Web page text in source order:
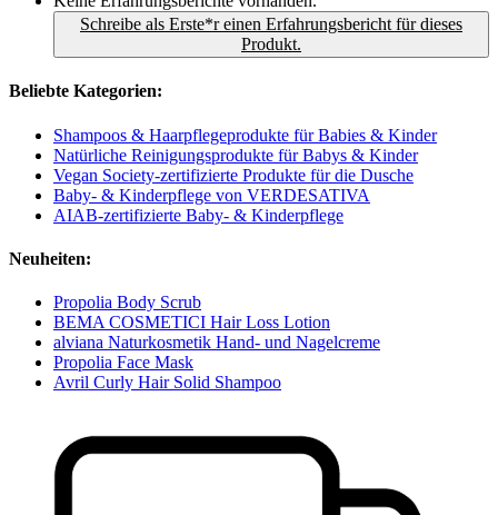
Schreibe als Erste*r einen Erfahrungsbericht für dieses
Produkt.
Beliebte Kategorien:
Shampoos & Haarpflegeprodukte für Babies & Kinder
Natürliche Reinigungsprodukte für Babys & Kinder
Vegan Society-zertifizierte Produkte für die Dusche
Baby- & Kinderpflege von VERDESATIVA
AIAB-zertifizierte Baby- & Kinderpflege
Neuheiten:
Propolia Body Scrub
BEMA COSMETICI Hair Loss Lotion
alviana Naturkosmetik Hand- und Nagelcreme
Propolia Face Mask
Avril Curly Hair Solid Shampoo